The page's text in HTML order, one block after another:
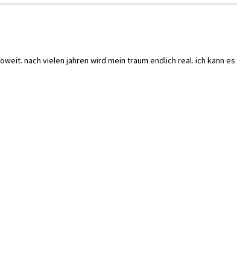
nach vielen jahren wird mein traum endlich real. ich kann